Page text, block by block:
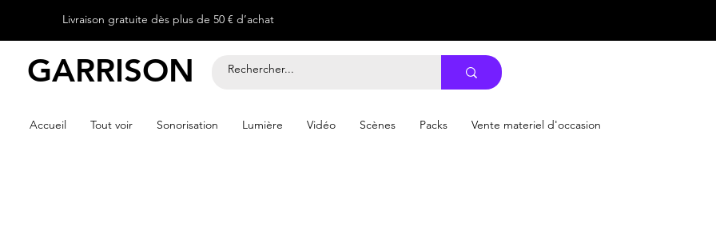
Livraison gratuite dès plus de 50 € d’achat
GARRISON
Accueil Tout voir Sonorisation Lumière Vidéo Scènes Packs Vente materiel d'occasion